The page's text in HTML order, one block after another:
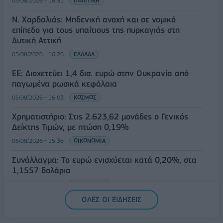
Ν. Χαρδαλιάς: Μηδενική ανοχή και σε νομικό
επίπεδο για τους υπαίτιους της πυρκαγιάς στη
Δυτική Αττική
05/08/2026 - 16:26 ΕΛΛΑΔΑ
ΕΕ: Διοχετεύει 1,4 δισ. ευρώ στην Ουκρανία από
παγωμένα ρωσικά κεφάλαια
05/08/2026 - 16:03 ΚΟΣΜΟΣ
Χρηματιστήριο: Στις 2.623,62 μονάδες ο Γενικός
Δείκτης Τιμών, με πτώση 0,19%
05/08/2026 - 15:36 ΟΙΚΟΝΟΜΙΑ
Συνάλλαγμα: Το ευρώ ενισχύεται κατά 0,20%, στα
1,1557 δολάρια
ΟΛΕΣ ΟΙ ΕΙΔΗΣΕΙΣ